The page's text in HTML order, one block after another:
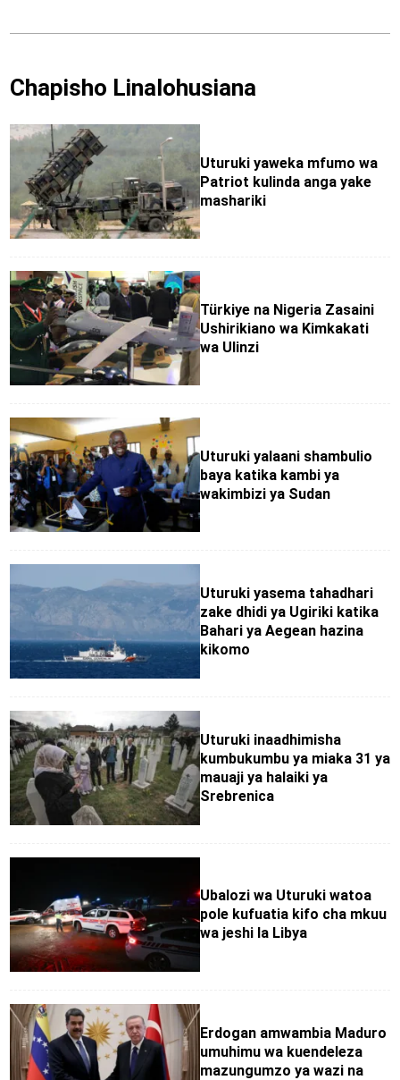
Chapisho Linalohusiana
Uturuki yaweka mfumo wa
Patriot kulinda anga yake
mashariki
Türkiye na Nigeria Zasaini
Ushirikiano wa Kimkakati
wa Ulinzi
Uturuki yalaani shambulio
baya katika kambi ya
wakimbizi ya Sudan
Uturuki yasema tahadhari
zake dhidi ya Ugiriki katika
Bahari ya Aegean hazina
kikomo
Uturuki inaadhimisha
kumbukumbu ya miaka 31 ya
mauaji ya halaiki ya
Srebrenica
Ubalozi wa Uturuki watoa
pole kufuatia kifo cha mkuu
wa jeshi la Libya
Erdogan amwambia Maduro
umuhimu wa kuendeleza
mazungumzo ya wazi na